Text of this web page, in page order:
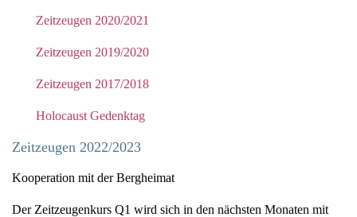
Zeitzeugen 2020/2021
Zeitzeugen 2019/2020
Zeitzeugen 2017/2018
Holocaust Gedenktag
Zeitzeugen 2022/2023
Kooperation mit der Bergheimat
Der Zeitzeugenkurs Q1 wird sich in den nächsten Monaten mit